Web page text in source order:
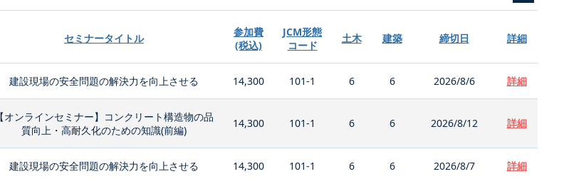
セミナータイトル
参加費
(税込)
JCM形態
コード
土木 建築 締切日 詳細
建設現場の安全問題の解決力を向上させる 14,300 101-1 6 6 2026/8/6 詳細
【オンラインセミナー】コンクリート構造物の品
質向上・高耐久化のための知識(前編)
14,300 101-1 6 6 2026/8/12 詳細
建設現場の安全問題の解決力を向上させる 14,300 101-1 6 6 2026/8/7 詳細